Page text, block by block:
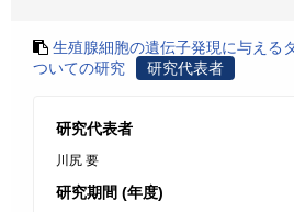
生殖腺細胞の遺伝子発現に与える
ついての研究
研究代表者
研究代表者
川尻 要
研究期間 (年度)